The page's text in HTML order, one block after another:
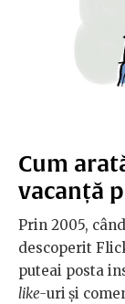
Cum
vacanță
Prin 2005,
descoperit
puteai posta
like-uriși